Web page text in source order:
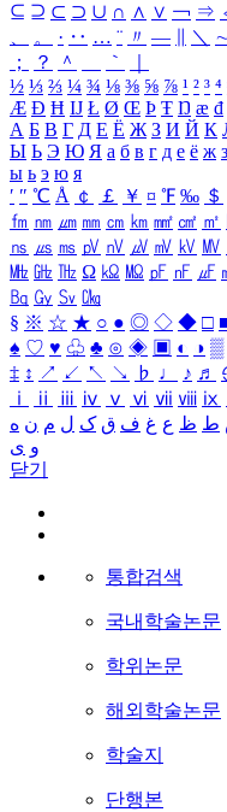
⊆ ⊇ ⊂ ⊃ ∪ ∩ ∧ ∨ ￢ ⇒
、
。 · ‥ … ¨ 〃 ― ＼ ∼
；
？ ＾ ｀
½ ⅓ ⅔ ¼ ¾ ⅛ ⅜ ⅝ ⅞ ¹ ² ³ ⁴
Æ Ð Ħ Ĳ Ł Ø Œ Þ Ŧ Ŋ æ đ
А Б В Г Д Е Ё Ж З И Й К
Ы Ь Э Ю Я а б в г д е ё ж з
ы ь э ю я
′ ″ ℃ Å ￠ ￡ ￥ ¤ ℉ ‰ ＄
㎙ ㎚ ㎛ ㎜ ㎝ ㎞ ㎟ ㎠ ㎡
㎱ ㎲ ㎳ ㎴ ㎵ ㎶ ㎷ ㎸ ㎹
㎒ ㎓ ㎔ Ω ㏀ ㏁ ㎊ ㎋ ㎌
㏃ ㏉ ㏜ ㏆
§ ※ ☆ ★ ○ ● ◎ ◇ ◆ □
♠ ♡ ♥ ♧ ♣ ⊙ ◈ ▣ ◐ ◑ ▒
‡ ↕ ↗ ↙ ↖ ↘ ♭ ♩ ♪ ♬
ⅰ
ⅱ ⅲ ⅳ ⅴ ⅵ ⅶ ⅷ ⅸ
ط ظ ع غ ف ق ک ل م ن ه
و ی
닫기
통합검색
국내학술논문
학위논문
해외학술논문
학술지
단행본